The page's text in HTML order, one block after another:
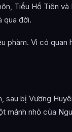
Tiểu Hồ Tiên
qua đời.
phàm. Vì có quan
sau bị Vương
mảnh nhỏ của